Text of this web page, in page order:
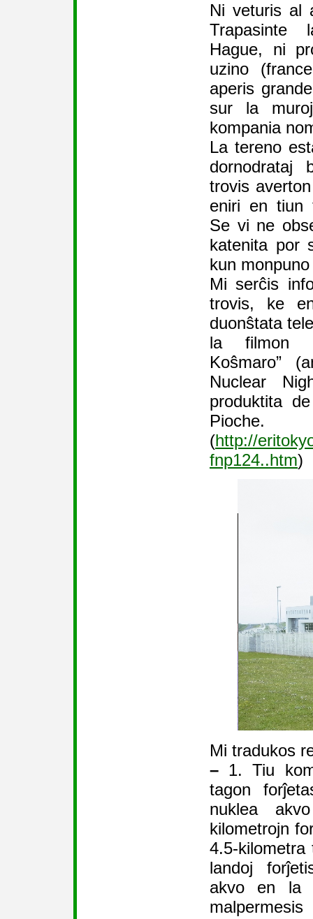
Ni veturis al
Trapasinte
Hague, ni
uzino
aperis
sur la
kompania
La tereno
trovis
eniri en tiun
Se vi ne
katenita por
kun
Mi serĉis
trovis, ke
duonŝtata
la filmon
Koŝmaro”
Nuclear
produktita
Pioche.
(http://
fnp124..htm)
Mi tradukos
– 1. Tiu
tagon
nuklea
kilometrojn
4.5-
landoj
akvo en la